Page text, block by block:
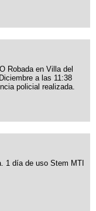
Robada en Villa del
a las 11:38
policial realizada.
1 día de uso Stem MTI